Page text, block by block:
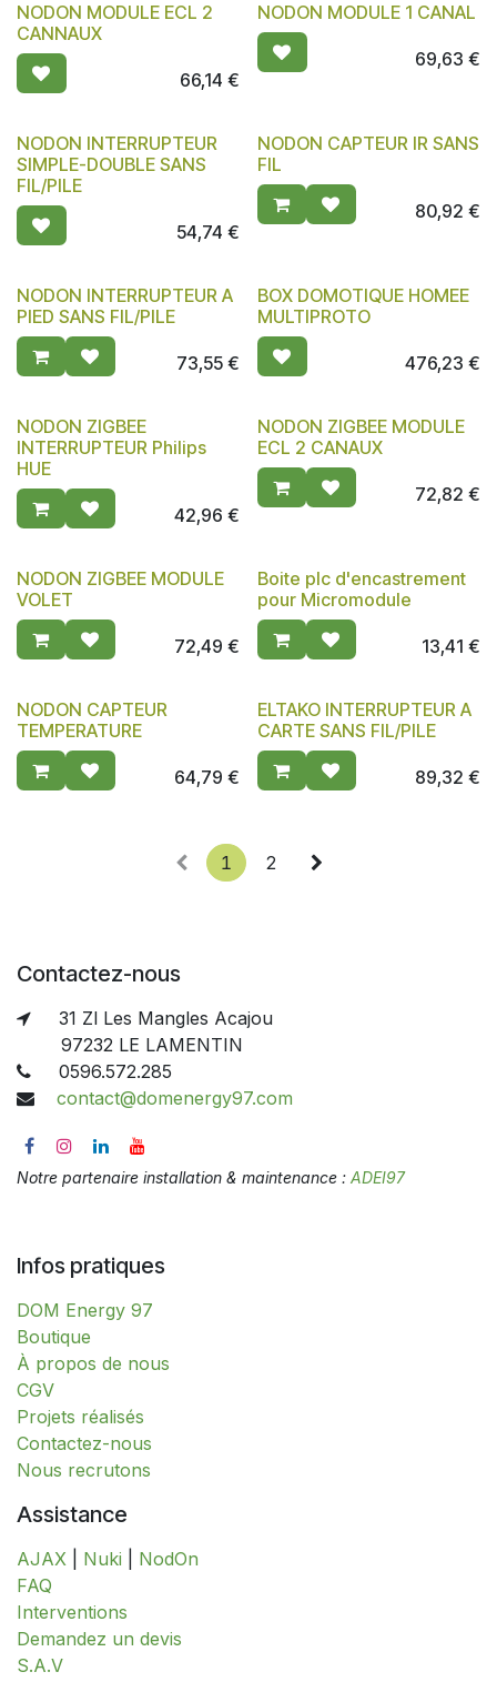
NODON MODULE ECL 2
CANNAUX
66,14 €
NODON MODULE 1 CANAL
69,63 €
NODON INTERRUPTEUR
SIMPLE-DOUBLE SANS
FIL/PILE
54,74 €
NODON CAPTEUR IR SANS
FIL
80,92 €
NODON INTERRUPTEUR A
PIED SANS FIL/PILE
73,55€
BOX DOMOTIQUE HOMEE
MULTIPROTO
476,23 €
NODON ZIGBEE
INTERRUPTEUR Philips
HUE
42,96 €
NODON ZIGBEE MODULE
ECL 2 CANAUX
72,82 €
NODON ZIGBEE MODULE
VOLET
72,49 €
Boite plc d'encastrement
pour Micromodule
13,41 €
NODON CAPTEUR
TEMPERATURE
64,79 €
ELTAKO INTERRUPTEUR A
CARTE SANS FIL/PILE
89,32 €
1 2
Contactez-nous
31 Zl Les Mangles Acajou
97232 LE LAMENTIN
0596.572.285
contact@domenergy97.com
Notre partenaire installation & maintenance : ADEI97
Infos pratiques
DOM Energy 97
​​​​​​​​​​​​​​​​​​​​​​​​​​​​​​​​​​​​​​​​​​​​​​​​​​​​​​​​​​​​​​​​​​​​​​​B​o​ut​i​q​u​e​
À propos de nous
CGV
Projets réalisés
Contactez-nous
Nous recrutons
Assistance
AJAX Nuki
NodOn
FAQ
Interventions
​​​​​​​​​​​​​​​​​​​​​​​​​D​​e​m​a​n​d​e​z​ ​u​n​ ​d​e​v​i​s
S.A.V